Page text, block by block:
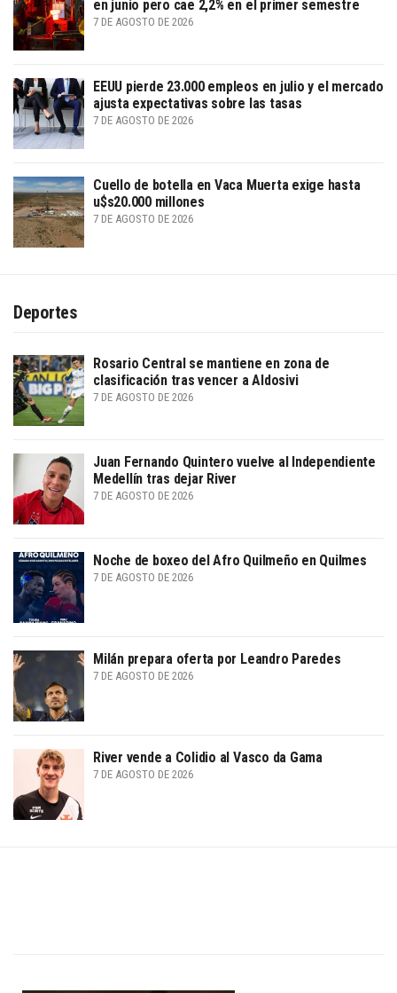
en junio pero cae 2,2% en el primer semestre
7 DE AGOSTO DE 2026
EEUU pierde 23.000 empleos en julio y el mercado
ajusta expectativas sobre las tasas
7 DE AGOSTO DE 2026
Cuello de botella en Vaca Muerta exige hasta
u$s20.000 millones
7 DE AGOSTO DE 2026
Deportes
Rosario Central se mantiene en zona de
clasificación tras vencer a Aldosivi
7 DE AGOSTO DE 2026
Juan Fernando Quintero vuelve al Independiente
Medellín tras dejar River
7 DE AGOSTO DE 2026
Noche de boxeo del Afro Quilmeño en Quilmes
7 DE AGOSTO DE 2026
Milán prepara oferta por Leandro Paredes
7 DE AGOSTO DE 2026
River vende a Colidio al Vasco da Gama
7 DE AGOSTO DE 2026